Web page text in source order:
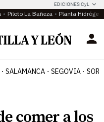
EDICIONES CyL
Piloto La Bañeza Planta
SALAMANCA SEGOVIA
comer a los